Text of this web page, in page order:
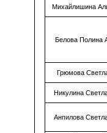
Михайлишина
Белова Полина
Грюмова
Никулина
Анпилова